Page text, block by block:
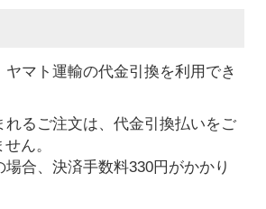
マト運輸の代金引換を利用でき
るご注文は、代金引換払いをご
ん。
合、決済手数料330円がかかり